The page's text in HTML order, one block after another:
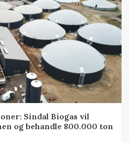
Sindal Biogas vil
og behandle 800.000 ton